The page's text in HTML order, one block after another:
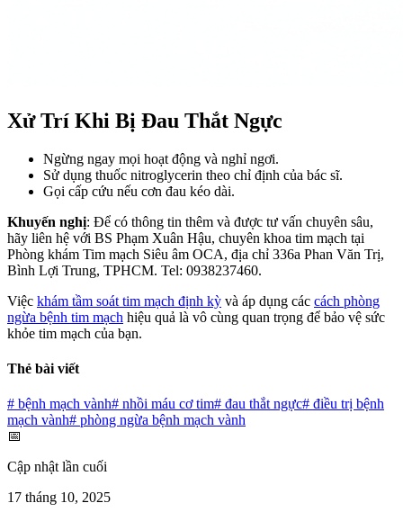
Xử Trí Khi Bị Đau Thắt Ngực
Ngừng ngay mọi hoạt động và nghỉ ngơi.
Sử dụng thuốc nitroglycerin theo chỉ định của bác sĩ.
Gọi cấp cứu nếu cơn đau kéo dài.
Khuyến nghị: Để có thông tin thêm và được tư vấn chuyên sâu,
hãy liên hệ với BS Phạm Xuân Hậu, chuyên khoa tim mạch tại
Phòng khám Tim mạch Siêu âm OCA, địa chỉ 336a Phan Văn Trị,
Bình Lợi Trung, TPHCM. Tel: 0938237460.
Việc khám tầm soát tim mạch định kỳ và áp dụng các cách phòng
ngừa bệnh tim mạch hiệu quả là vô cùng quan trọng để bảo vệ sức
khỏe tim mạch của bạn.
Thẻ bài viết
# bệnh mạch vành# nhồi máu cơ tim# đau thắt ngực# điều trị bệnh
mạch vành# phòng ngừa bệnh mạch vành
📅
Cập nhật lần cuối
17 tháng 10, 2025